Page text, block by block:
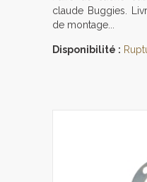
claude Buggies.
de montage...
Disponibilité :